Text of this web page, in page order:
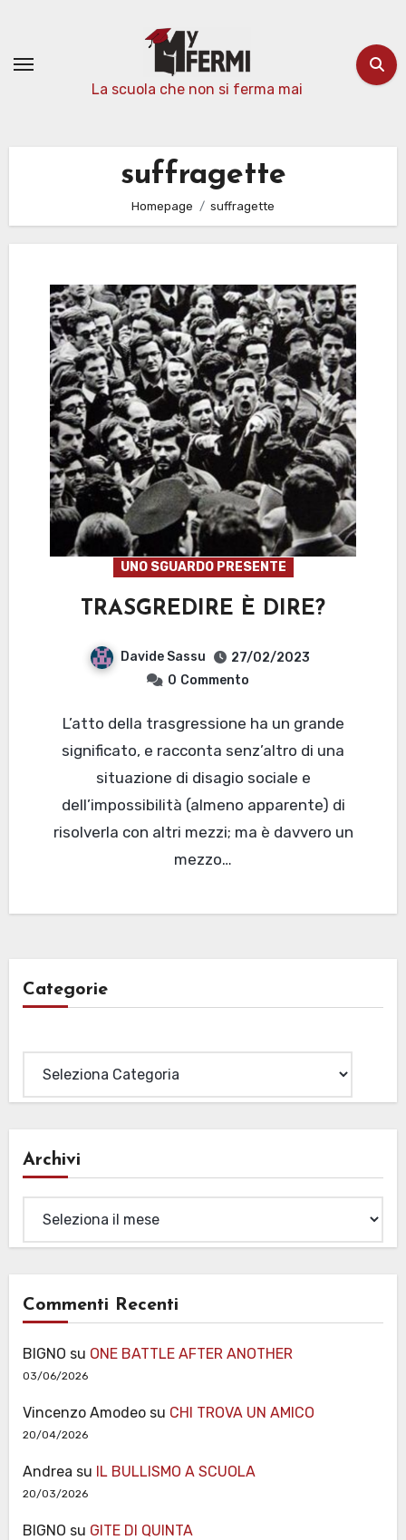
contenuto
La scuola che non si ferma mai
suffragette
Homepage suffragette
UNO SGUARDO PRESENTE
TRASGREDIRE È DIRE?
Davide Sassu
27/02/2023
0 Commento
L’atto della trasgressione ha un grande
significato, e racconta senz’altro di una
situazione di disagio sociale e
dell’impossibilità (almeno apparente) di
risolverla con altri mezzi; ma è davvero un
mezzo…
Categorie
Archivi
Commenti Recenti
BIGNO su ONE BATTLE AFTER ANOTHER
03/06/2026
Vincenzo Amodeosu CHI TROVA UN AMICO
20/04/2026
Andrea su IL BULLISMO A SCUOLA
20/03/2026
BIGNO su GITE DI QUINTA